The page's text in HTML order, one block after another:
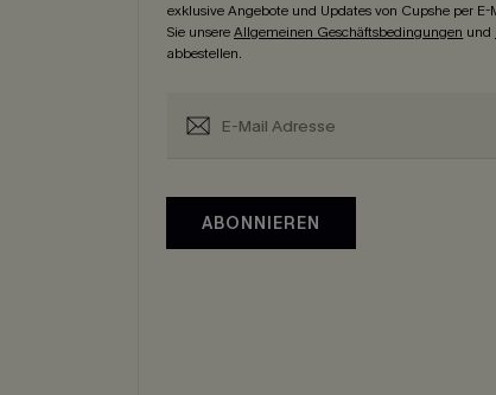
exklusive Angebote und Updates von Cupshe per
Sie unsereAllgemeinen Geschäftsbedingungen und
abbestellen.
ABONNIEREN